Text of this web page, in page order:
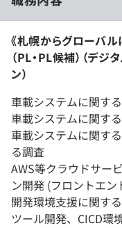
《札幌からグローバ
（PL・PL候補）（デ
ン）
車載システムに関す
車載システムに関す
車載システムに関す
る調査
AWS等クラウドサー
ン開発 (フロントエ
開発環境支援に関す
ツール開発、CICD環